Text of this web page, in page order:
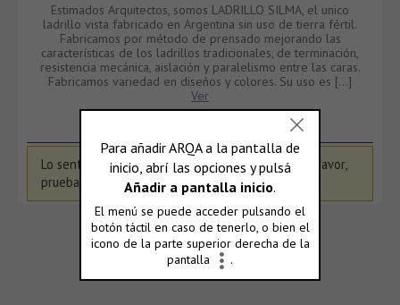
Estimados Arquitectos, somos LADRILLO SILMA, el unico
ladrillo vista fabricado en Argentina sin uso de tierra fértil.
Fabricamos por método de prensado mejorando las
características de los ladrillos tradicionales, de terminación,
resistencia mecánica, aislación y paralelismo entre las caras.
Fabricamos variedad en diseños y colores. Su uso es […]
Ver
CV
Lo sentimos, no hemos encontrado actividad. Por favor,
prueba un filtro diferente.